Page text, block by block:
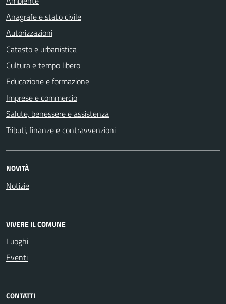
Anagrafe e stato civile
Autorizzazioni
Catasto e urbanistica
Cultura e tempo libero
Educazione e formazione
Imprese e commercio
Salute, benessere e assistenza
Tributi, finanze e contravvenzioni
NOVITÀ
Notizie
VIVERE IL COMUNE
Luoghi
Eventi
CONTATTI